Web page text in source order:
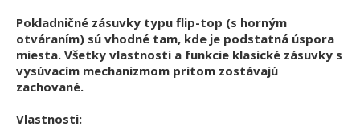
Pokladničné zásuvky typu flip-top (s horným
otváraním) sú vhodné tam, kde je podstatná úspora
miesta. Všetky vlastnosti a funkcie klasické zásuvky s
vysúvacím mechanizmom pritom zostávajú
zachované.
Vlastnosti: